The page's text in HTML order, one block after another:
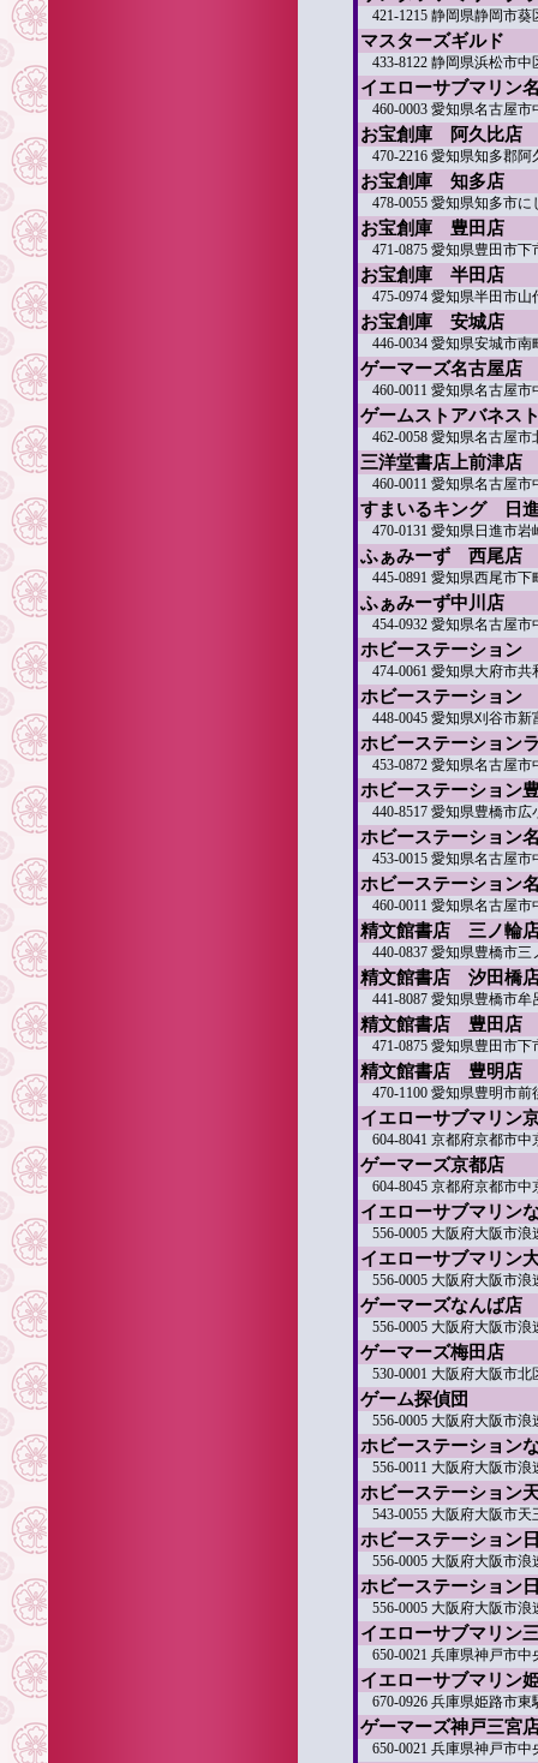
421-1215 静岡県静岡市葵
マスターズギルド
433-8122 静岡県浜松市中
イエローサブマリン
460-0003 愛知県名古屋
お宝創庫 阿久比店
470-2216 愛知県知多郡
お宝創庫 知多店
478-0055 愛知県知多市
お宝創庫 豊田店
471-0875 愛知県豊田市
お宝創庫 半田店
475-0974 愛知県半田市山
お宝創庫 安城店
446-0034 愛知県安城市南
ゲーマーズ名古屋店
460-0011 愛知県名古屋
ゲームストアバネス
462-0058 愛知県名古屋
三洋堂書店上前津店
460-0011 愛知県名古屋市
すまいるキング 日
470-0131 愛知県日進市岩
ふぁみーず 西尾店
445-0891 愛知県西尾市下
ふぁみーず中川店
454-0932 愛知県名古屋
ホビーステーション
474-0061 愛知県大府市
ホビーステーション
448-0045 愛知県刈谷市
ホビーステーション
453-0872 愛知県名古屋
ホビーステーション
440-8517 愛知県豊橋市広
ホビーステーション
453-0015 愛知県名古屋
ホビーステーション
460-0011 愛知県名古屋市
精文館書店 三ノ輪
440-0837 愛知県豊橋市
精文館書店 汐田橋
441-8087 愛知県豊橋市牟
精文館書店 豊田店
471-0875 愛知県豊田市下
精文館書店 豊明店
470-1100 愛知県豊明市前
イエローサブマリン
604-8041 京都府京都市
ゲーマーズ京都店
604-8045 京都府京都市
イエローサブマリン
556-0005 大阪府大阪市浪
イエローサブマリン
556-0005 大阪府大阪市浪
ゲーマーズなんば店
556-0005 大阪府大阪市浪
ゲーマーズ梅田店
530-0001 大阪府大阪市
ゲーム探偵団
556-0005 大阪府大阪市浪
ホビーステーション
556-0011 大阪府大阪市浪
ホビーステーション
543-0055 大阪府大阪市
ホビーステーション
556-0005 大阪府大阪市
ホビーステーション
556-0005 大阪府大阪市
イエローサブマリン
650-0021 兵庫県神戸市
イエローサブマリン
670-0926 兵庫県姫路市
ゲーマーズ神戸三宮
650-0021 兵庫県神戸市